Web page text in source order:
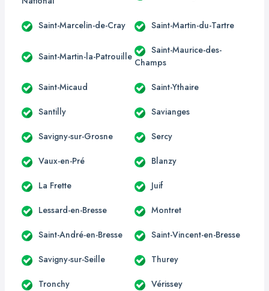
Saint-Marcelin-de-Cray Saint-Martin-du-Tartre
Saint-Martin-la-Patrouille
Saint-Maurice-des-
Champs
Saint-Micaud Saint-Ythaire
Santilly Savianges
Savigny-sur-Grosne Sercy
Vaux-en-Pré Blanzy
La Frette Juif
Lessard-en-Bresse Montret
Saint-André-en-Bresse Saint-Vincent-en-Bresse
Savigny-sur-Seille Thurey
Tronchy Vérissey